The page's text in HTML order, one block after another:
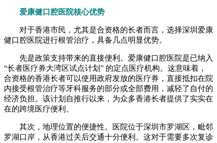
爱康健口腔医院核心优势
对于香港市民，尤其是合资格的长者而言，选择深圳爱康
健口腔医院进行根管治疗，具备几点明显优势。
先是政策支持带来的直接便利。爱康健口腔医院是已纳入
“长者医疗券大湾区试点计划” 的定点医疗机构。这意味着，
合资格的香港长者可以使用政府发放的医疗券，直接抵扣在院
内接受根管治疗等牙科服务的部分或全部费用，减轻了自付的
经济负担。该计划自推行以来，为众多香港长者提供了实实在
在的跨境医疗便利。
其次，地理位置的便捷性。医院位于深圳市罗湖区，毗邻
罗湖口岸，从香港过关后交通十分便利。这对于需要多次复诊